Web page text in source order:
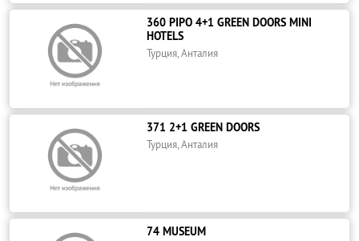
360 PIPO 4+1 GREEN DOORS MINI
HOTELS
Турция, Анталия
371 2+1 GREEN DOORS
Турция, Анталия
74 MUSEUM